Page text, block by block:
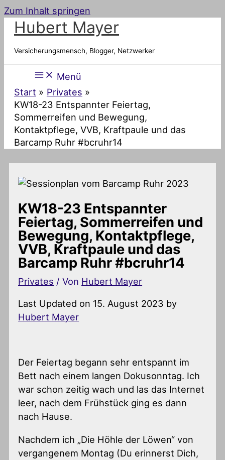
Zum Inhalt springen
Hubert Mayer
Versicherungsmensch, Blogger, Netzwerker
Menü
Start
Privates
KW18-23 Entspannter Feiertag,
Sommerreifen und Bewegung,
Kontaktpflege, VVB, Kraftpaule und das
Barcamp Ruhr #bcruhr14
KW18-23 Entspannter
Feiertag, Sommerreifen und
Bewegung, Kontaktpflege,
VVB, Kraftpaule und das
Barcamp Ruhr #bcruhr14
Privates / Von Hubert Mayer
Last Updated on 15. August 2023 by
Hubert Mayer
Der Feiertag begann sehr entspannt im
Bett nach einem langen Dokusonntag. Ich
war schon zeitig wach und las das Internet
leer, nach dem Frühstück ging es dann
nach Hause.
Nachdem ich „Die Höhle der Löwen“ von
vergangenem Montag (Du erinnerst Dich,